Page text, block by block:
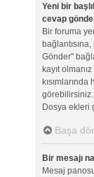
Yeni bir
cevap
Bir foruma
Gönder"
kayıt
Dosya ekleri
Başa
Bir mesajı
Mesaj